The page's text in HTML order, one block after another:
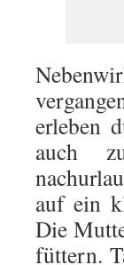
erleben
auch
auf ein
Die
füttern.